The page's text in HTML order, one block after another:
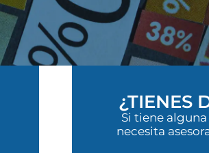
¿TIENES
Si tiene
necesita